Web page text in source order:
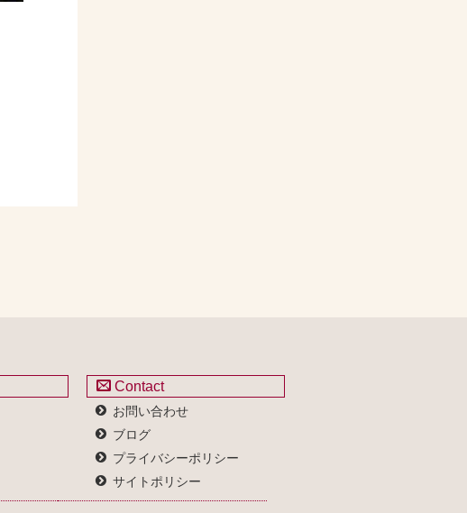
Contact
お問い合わせ
ブログ
プライバシーポリシー
サイトポリシー